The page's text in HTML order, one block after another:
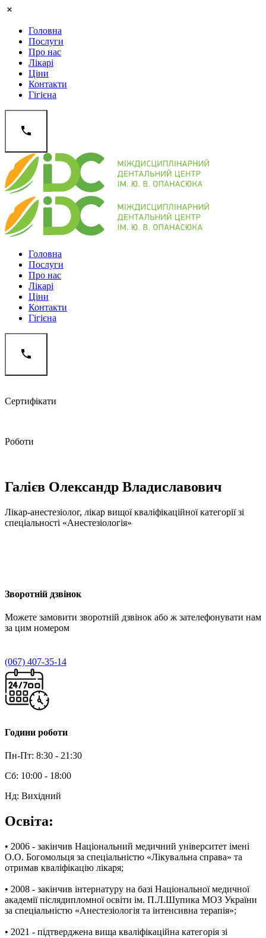
Головна
Послуги
Про нас
Лікарі
Ціни
Контакти
Гігієна
Головна
Послуги
Про нас
Лікарі
Ціни
Контакти
Гігієна
Сертифікати
Роботи
Галієв Олександр Владиславович
Лікар-анестезіолог, лікар вищої кваліфікаційної категорії зі
спеціальності «Анестезіологія»
Зворотній дзвінок
Можете замовити зворотній дзвінок або ж зателефонувати нам
за цим номером
(067) 407-35-14
Години роботи
Пн-Пт: 8:30 - 21:30
Сб: 10:00 - 18:00
Нд: Вихідний
Освіта:
• 2006 - закінчив Національний медичний університет імені
О.О. Богомольця за спеціальністю «Лікувальна справа» та
отримав кваліфікацію лікаря;
• 2008 - закінчив інтернатуру на базі Національної медичної
академії післядипломної освіти ім. П.Л.Шупика МОЗ України
за спеціальністю «Анестезіологія та інтенсивна терапія»;
• 2021 - підтверджена вища кваліфікаційна категорія зі